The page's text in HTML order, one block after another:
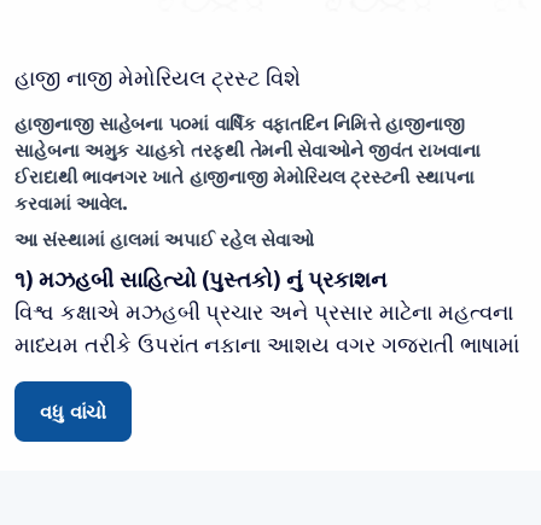
હાજી નાજી મેમોરિયલ ટ્રસ્ટ વિશે
હાજીનાજી સાહેબના ૫૦માં વાર્ષિક વફાતદિન નિમિત્તે હાજીનાજી
સાહેબના અમુક ચાહકો તરફથી તેમની સેવાઓને જીવંત રાખવાના
ઈરાદાથી ભાવનગર ખાતે હાજીનાજી મેમોરિયલ ટ્રસ્ટની સ્થાપના
કરવામાં આવેલ.
આ સંસ્થામાં હાલમાં અપાઈ રહેલ સેવાઓ
૧) મઝહબી સાહિત્યો (પુસ્તકો) નું પ્રકાશન
વિશ્વ કક્ષાએ મઝહબી પ્રચાર અને પ્રસાર માટેના મહત્વના
માધ્યમ તરીકે ઉપરાંત નફાના આશય વગર ગુજરાતી ભાષામાં
દીની કિતાબો પ્રસિદ્ધ કરવામાં આવે છે. હઝરત
આયતુલ્લાહ સીસ્તાની સાહેબે પ્રકાશન માટે રૂપિયા બે
લાખનો ઈજાઝો આપેલ છે.
વધુ વાંચો